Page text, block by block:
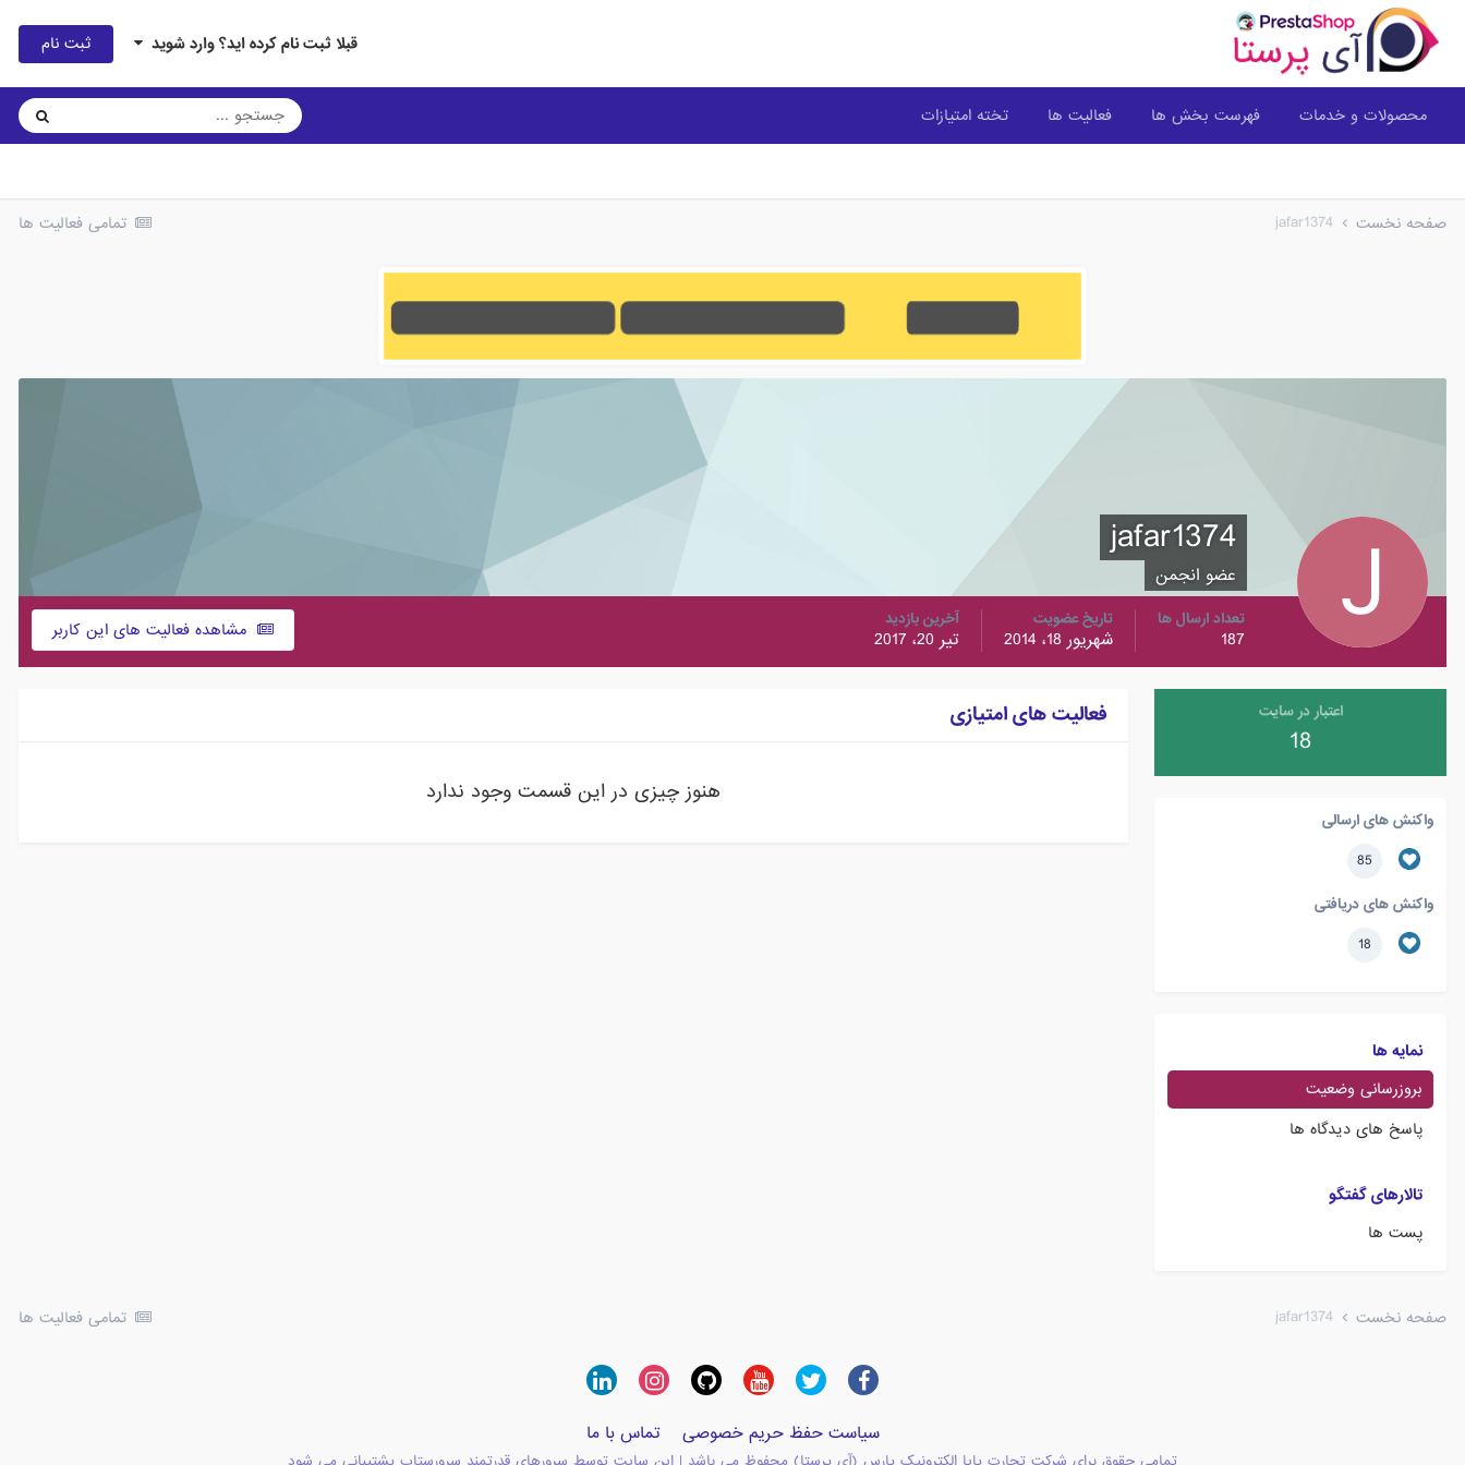
قبلا ثبت نام کرده اید؟ وارد شوید ثبت نام
محصولات و خدمات فهرست بخش ها فعالیت ها تخته امتیازات
تمامی فعالیت ها صفحه نخست jafar1374
jafar1374
عضو انجمن
مشاهده فعالیت های این کاربر تعداد ارسال ها
187
تاریخ عضویت
شهریور 18، 2014
آخرین بازدید
تیر 20، 2017
اعتبار در سایت
18
واکنش های ارسالی
85
واکنش های دریافتی
18
نمایه ها
بروزرسانی وضعیت
پاسخ های دیدگاه ها
تالارهای گفتگو
پست ها
فعالیت های امتیازی
هنوز چیزی در این قسمت وجود ندارد
تمامی فعالیت ها صفحه نخست jafar1374
سیاست حفظ حریم خصوصی تماس با ما